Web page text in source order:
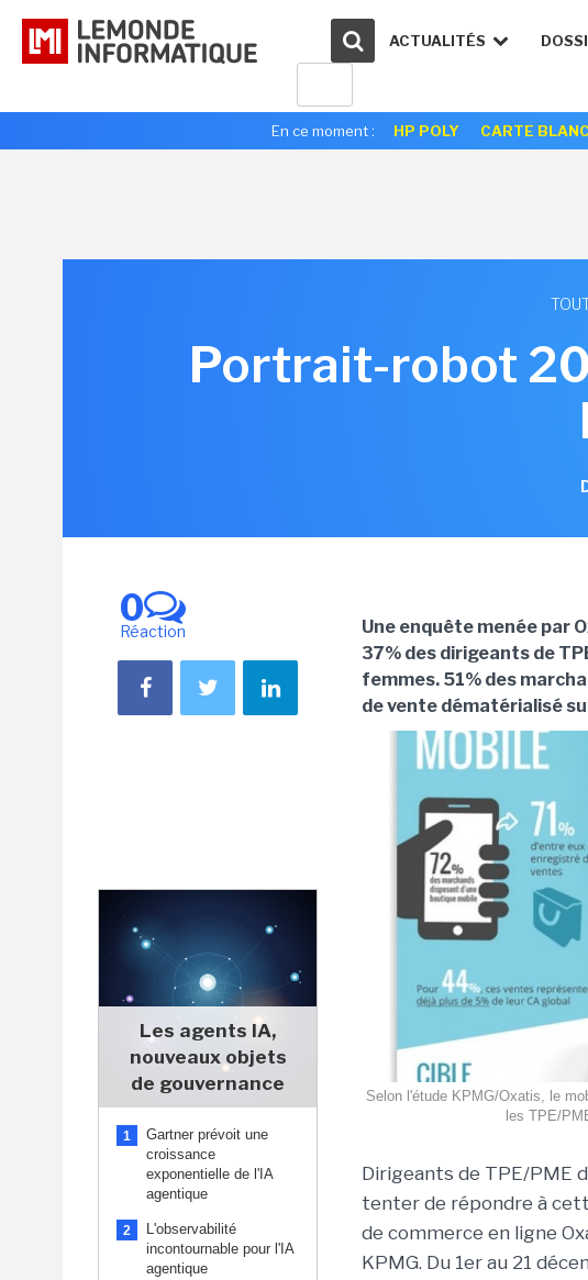
ACTUALITÉS
En ce moment : HP POLY CARTE
Portrait-robot
0
Réaction
Les agents IA,
nouveaux objets
de gouvernance
1
Gartner prévoit une
croissance
exponentielle de l'IA
agentique
2
L'observabilité
incontournable pour l'IA
agentique
Une enquête menée par
37% des dirigeants de
femmes. 51% des
de vente dématérialisé
Selon l'étude KPMG/Oxatis, le
les TPE/
Dirigeants de TPE/PME
tenter de répondre à
de commerce en ligne
KPMG. Du 1er au 21